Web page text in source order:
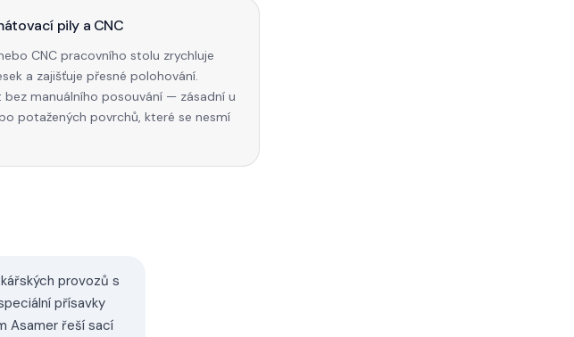
pily a CNC
CNC pracovního stolu zrychluje
a zajišťuje přesné polohování.
manuálního posouvání — zásadní u
potažených povrchů, které se nesmí
provozů s
přísavky
Asamer řeší sací